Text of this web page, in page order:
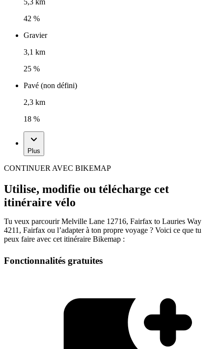
5,3 km
42 %
Gravier
3,1 km
25 %
Pavé (non défini)
2,3 km
18 %
Plus
CONTINUER AVEC BIKEMAP
Utilise, modifie ou télécharge cet
itinéraire vélo
Tu veux parcourir Melville Lane 12716, Fairfax to Lauries Way
4211, Fairfax ou l’adapter à ton propre voyage ? Voici ce que tu
peux faire avec cet itinéraire Bikemap :
Fonctionnalités gratuites